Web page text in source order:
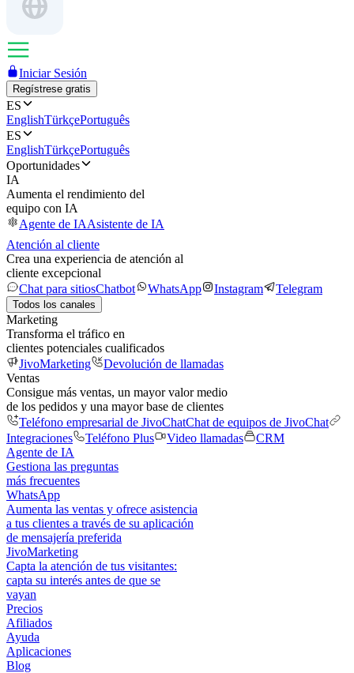
Iniciar Sesión
Regístrese gratis
ES
EnglishTürkçePortuguês
ES
EnglishTürkçePortuguês
Oportunidades
IA
Aumenta el rendimiento del
equipo con IA
Agente de IAAsistente de IA
Atención al cliente
Crea una experiencia de atención al
cliente excepcional
Chat para sitiosChatbot WhatsApp Instagram Telegram
Todos los canales
Marketing
Transforma el tráfico en
clientes potenciales cualificados
JivoMarketing
Devolución de llamadas
Ventas
Consigue más ventas, un mayor valor medio
de los pedidos y una mayor base de clientes
Teléfono empresarial de JivoChatChat de equipos de JivoChat
Integraciones
Teléfono Plus Video llamadas
CRM
Agente de IA
Gestiona las preguntas
más frecuentes
WhatsApp
Aumenta las ventas y ofrece asistencia
a tus clientes a través de su aplicación
de mensajería preferida
JivoMarketing
Capta la atención de tus visitantes:
capta su interés antes de que se
vayan
Precios
Afiliados
Ayuda
Aplicaciones
Blog